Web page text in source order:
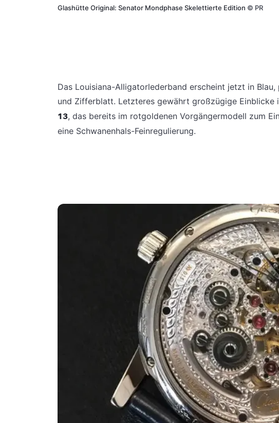
Glashütte Original: Senator Mondphase Skelettierte Edition © PR
Das Louisiana-Alligatorlederband erscheint jetzt in
und Zifferblatt. Letzteres gewährt großzügige Einblicke
13, das bereits im rotgoldenen Vorgängermodell zum
eine Schwanenhals-Feinregulierung.